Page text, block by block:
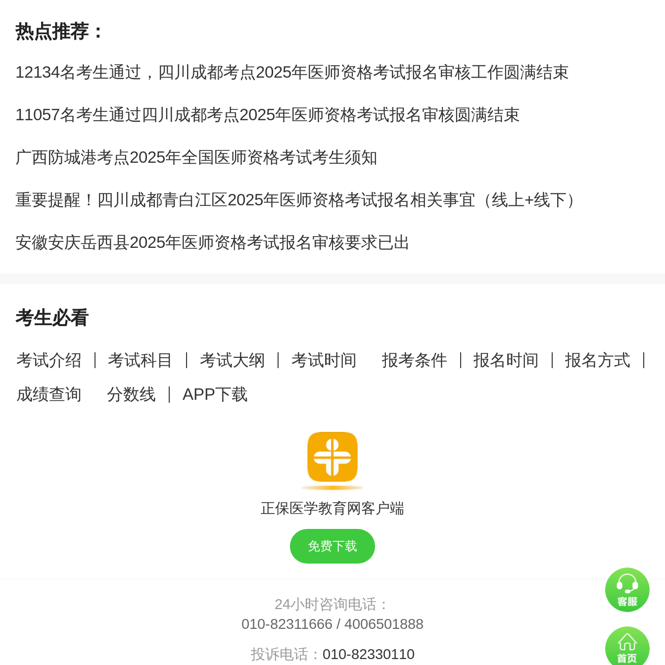
（一）报名时考生应当提交与报考类别相一致的试用期满1年并考核合格的证明。
应届毕业生报名时应当提交试用机构出具的试用证明，并于当年8月31日前提交试用期
机构）试用时间满1年。
（二）现役军人必须持所在军队医疗、预防、保健机构出具的试用期考核合格证明，方
第四条报名有效身份证件
证、军官证、警官证、文职干部证、士兵证、军队学员证；台港澳地区居民报考医师资格人
员的有效身份证件为台港澳居民往来大陆通行证。
（二）外籍人员的有效身份证件为护照。
（一）执业助理医师达到报考执业医师规定的，可以报考执业医师资格，报考类别应当
具有临床医学专业本科学历，并在公共卫生岗位试用的，可以以该学历报考公共卫生类
别医师资格。中医、中西医结合和民族医医学专业毕业的报考人员，按照取得学历的医学专
热点推荐：
12134名考生通过，四川成都考点2025年医师资格考试报名审核工作圆满结束
11057名考生通过四川成都考点2025年医师资格考试报名审核圆满结束
广西防城港考点2025年全国医师资格考试考生须知
重要提醒！四川成都青白江区2025年医师资格考试报名相关事宜（线上+线下）
安徽安庆岳西县2025年医师资格考试报名审核要求已出
考生必看
考试介绍 考试科目 考试大纲 考试时间 报考条件 报名时间
报名方式
成绩查询
分数线 APP下载
正保医学教育网客户端
免费下载
24小时咨询电话：
010-82311666 / 4006501888
投诉电话： 010-82330110